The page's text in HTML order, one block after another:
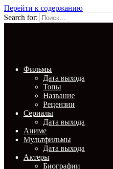
Перейти к содержанию
Search for:
Фильмы
Дата выхода
Топы
Название
Рецензии
Сериалы
Дата выхода
Аниме
Мультфильмы
Дата выхода
Актеры
Биографии